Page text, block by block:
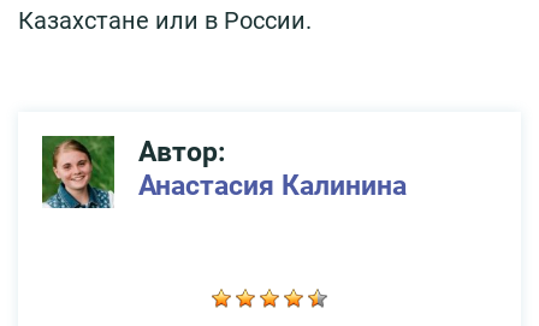
Казахстане или в России.
Автор:
Анастасия Калинина